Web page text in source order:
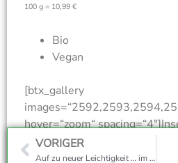
100 g = 10,99 €
Bio
Vegan
[btx_gallery
hover=“zoom“
caption[/btx_gallery]
VORIGER
Auf zu neuer Leichtigkeit … im Juni